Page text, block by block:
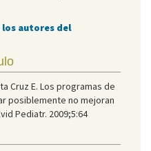
autores del
Cruz E. Los programas de
posiblemente no mejoran
Pediatr. 2009;5:64